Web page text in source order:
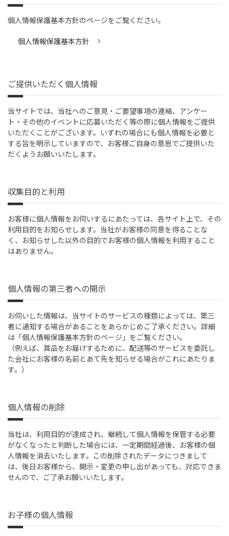
個人情報保護基本方針のページをご覧ください。
個人情報保護基本方針
ご提供いただく個人情報
当サイトでは、当社へのご意見・ご要望事項の連絡、アンケー
ト・その他のイベントに応募いただく等の際に個人情報をご提供
いただくことがございます。いずれの場合にも個人情報を必要と
する旨を明示していますので、お客様ご自身の意思でご提供いた
だくようお願いいたします。
収集目的と利用
お客様に個人情報をお伺いするにあたっては、各サイト上で、その
利用目的をお知らせします。当社がお客様の同意を得ることな
く、お知らせした以外の目的でお客様の個人情報を利用すること
はありません。
個人情報の第三者への開示
お伺いした情報は、当サイトのサービスの種類によっては、第三
者に通知する場合があることをあらかじめご了承ください。詳細
は「個人情報保護基本方針のページ」をご覧ください。
（例えば、賞品をお届けするために、配送等のサービスを委託し
た会社にお客様の名前とあて先を知らせる場合がこれにあたりま
す。）
個人情報の削除
当社は、利用目的が達成され、継続して個人情報を保管する必要
がなくなったと判断した場合には、一定期間経過後、お客様の個
人情報を消去いたします。この削除されたデータにつきまして
は、後日お客様から、開示・変更の申し出があっても、対応できま
せんので、ご了承お願いいたします。
お子様の個人情報